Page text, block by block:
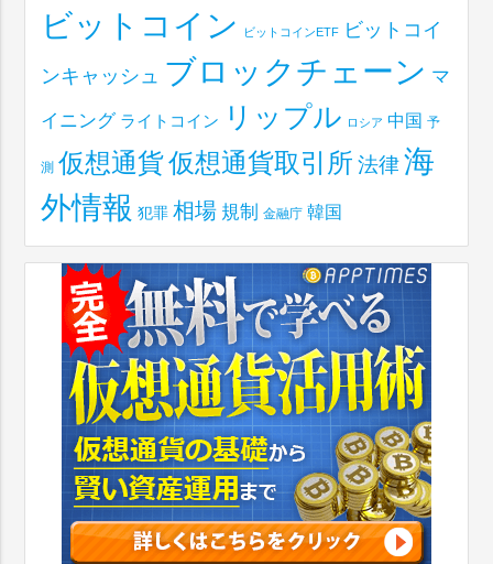
ビットコイン ビットコインETF ビットコイ
ンキャッシュ ブロックチェーン マ
イニング ライトコイン リップル ロシア 中国 予
測 仮想通貨仮想通貨取引所 法律 海
外情報 犯罪 相場 規制 金融庁 韓国